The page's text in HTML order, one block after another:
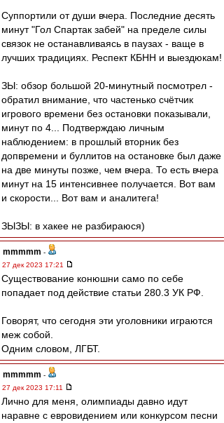
Суппортили от души вчера. Последние десять
минут "Гол Спартак забей" на пределе силы
связок не останавливаясь в паузах - ваще в
лучших традициях. Респект КБНН и выездюкам!
ЗЫ: обзор большой 20-минутный посмотрел -
обратил внимание, что частенько счётчик
игрового времени без остановки показывали,
минут по 4... Подтверждаю личным
наблюдением: в прошлый вторник без
допвремени и буллитов на остановке был даже
на две минуты позже, чем вчера. То есть вчера
минут на 15 интенсивнее получается. Вот вам
и скорости... Вот вам и аналитега!
ЗЫЗЫ: в хакее не разбираюся)
mmmmm -
27 дек 2023 17:21
Существование конюшни само по себе
попадает под действие статьи 280.3 УК РФ.
Говорят, что сегодня эти уголовники играются
меж собой.
Одним словом, ЛГБТ.
mmmmm -
27 дек 2023 17:11
Лично для меня, олимпиады давно идут
наравне с евровидением или конкурсом песни